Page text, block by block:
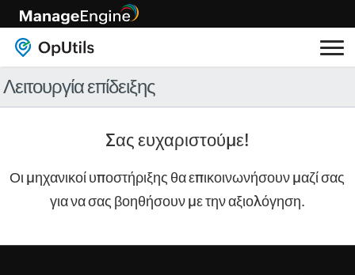
Λειτουργία επίδειξης
Σας ευχαριστούμε!
Οι μηχανικοί υποστήριξης θα επικοινωνήσουν μαζί σας
για να σας βοηθήσουν με την αξιολόγηση.